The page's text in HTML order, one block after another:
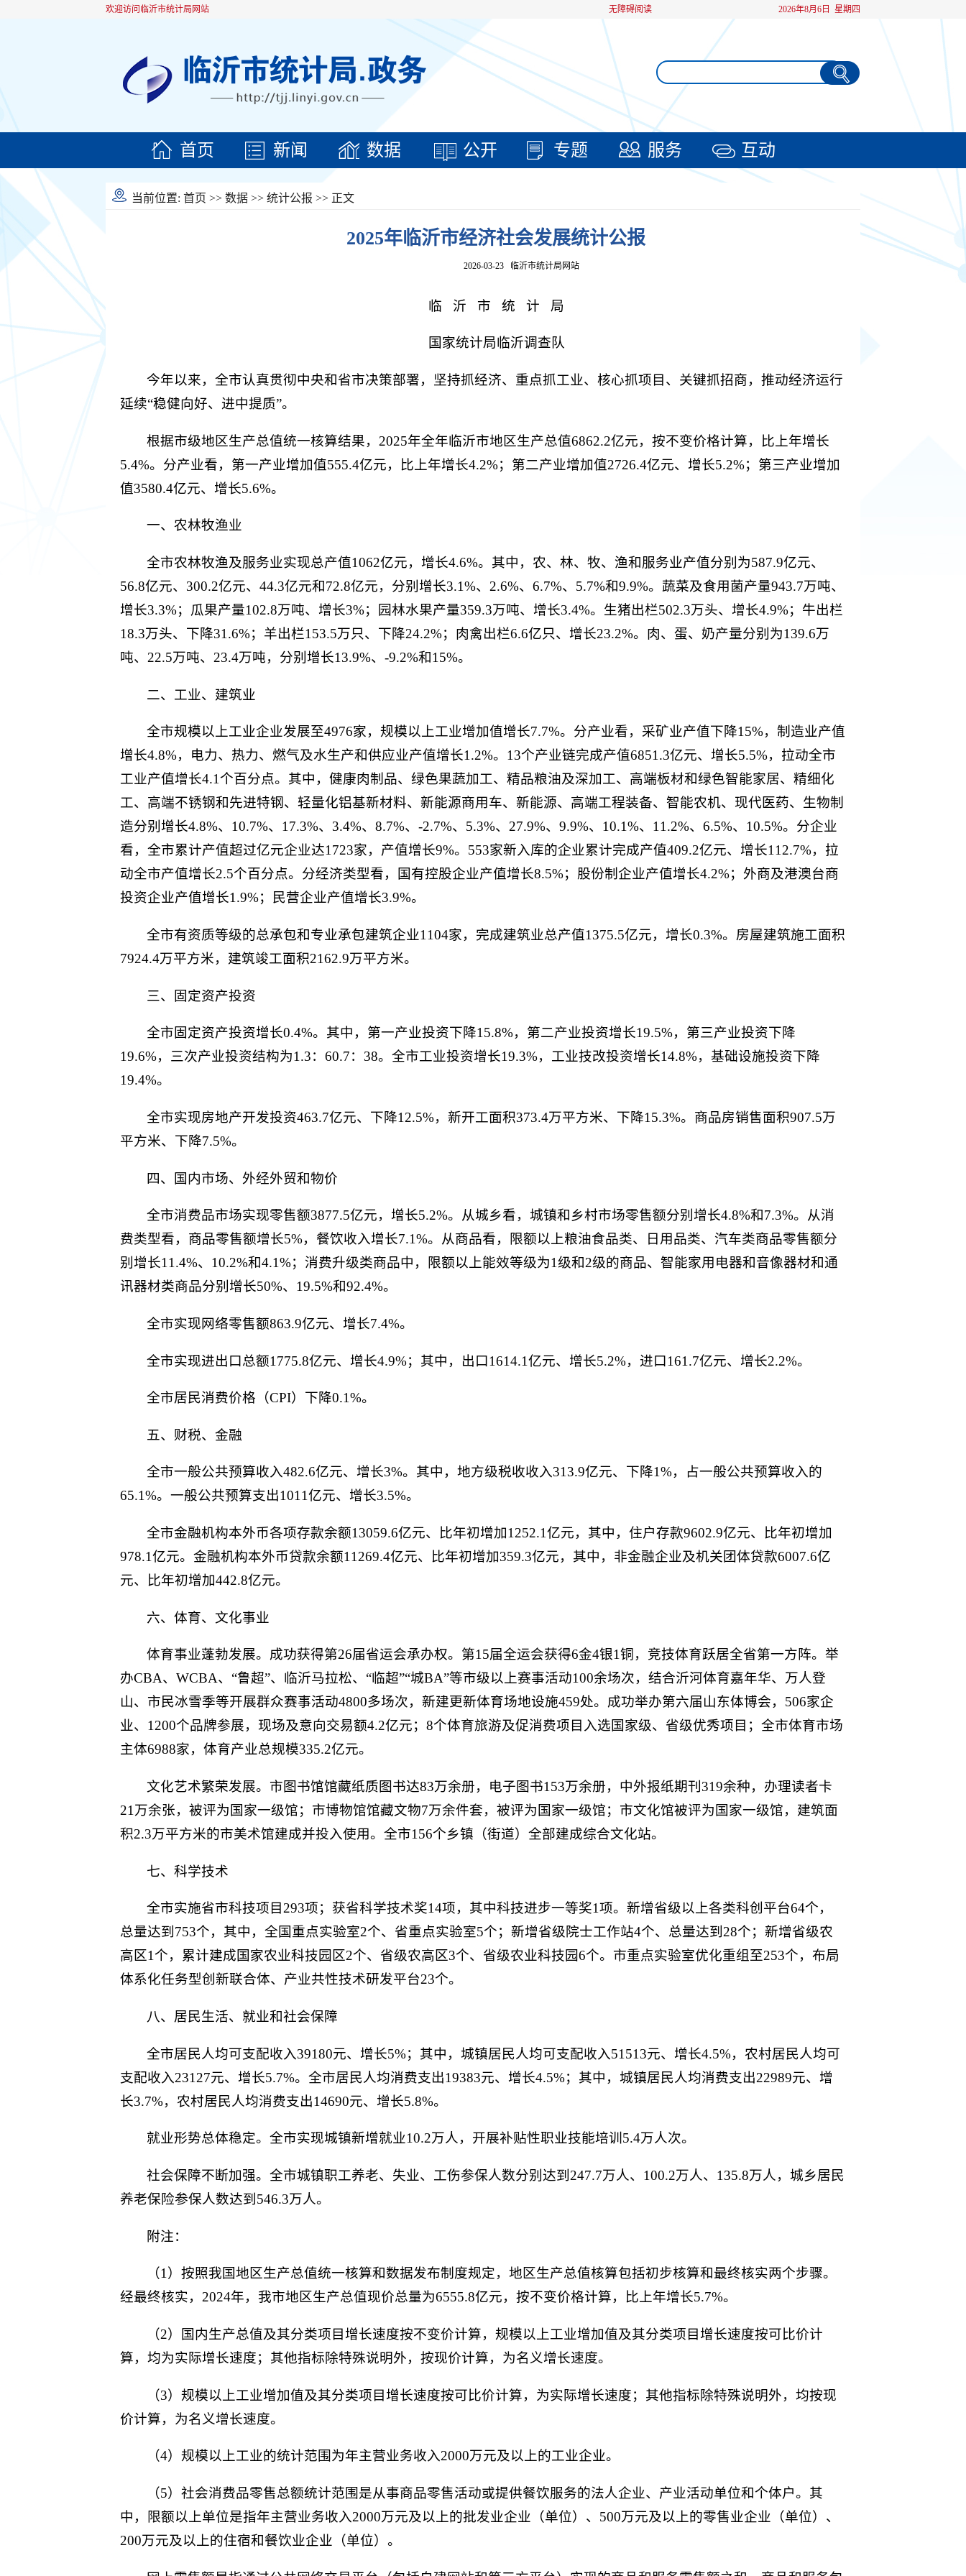
欢迎访问临沂市统计局网站 无障碍阅读 2026年8月6日 星期四
首页 新闻 数据 公开 专题 服务 互动
当前位置: 首页 >> 数据 >> 统计公报 >> 正文
2025年临沂市经济社会发展统计公报
2026-03-23 临沂市统计局网站
临 沂 市 统 计 局
国家统计局临沂调查队
今年以来，全市认真贯彻中央和省市决策部署，坚持抓经济、重点抓工业、核心抓项目、关键抓招商，推动经济运行
延续“稳健向好、进中提质”。
根据市级地区生产总值统一核算结果，2025年全年临沂市地区生产总值6862.2亿元，按不变价格计算，比上年增长
5.4%。分产业看，第一产业增加值555.4亿元，比上年增长4.2%；第二产业增加值2726.4亿元、增长5.2%；第三产业增加
值3580.4亿元、增长5.6%。
一、农林牧渔业
全市农林牧渔及服务业实现总产值1062亿元，增长4.6%。其中，农、林、牧、渔和服务业产值分别为587.9亿元、
56.8亿元、300.2亿元、44.3亿元和72.8亿元，分别增长3.1%、2.6%、6.7%、5.7%和9.9%。蔬菜及食用菌产量943.7万吨、
增长3.3%；瓜果产量102.8万吨、增长3%；园林水果产量359.3万吨、增长3.4%。生猪出栏502.3万头、增长4.9%；牛出栏
18.3万头、下降31.6%；羊出栏153.5万只、下降24.2%；肉禽出栏6.6亿只、增长23.2%。肉、蛋、奶产量分别为139.6万
吨、22.5万吨、23.4万吨，分别增长13.9%、-9.2%和15%。
二、工业、建筑业
全市规模以上工业企业发展至4976家，规模以上工业增加值增长7.7%。分产业看，采矿业产值下降15%，制造业产值
增长4.8%，电力、热力、燃气及水生产和供应业产值增长1.2%。13个产业链完成产值6851.3亿元、增长5.5%，拉动全市
工业产值增长4.1个百分点。其中，健康肉制品、绿色果蔬加工、精品粮油及深加工、高端板材和绿色智能家居、精细化
工、高端不锈钢和先进特钢、轻量化铝基新材料、新能源商用车、新能源、高端工程装备、智能农机、现代医药、生物制
造分别增长4.8%、10.7%、17.3%、3.4%、8.7%、-2.7%、5.3%、27.9%、9.9%、10.1%、11.2%、6.5%、10.5%。分企业
看，全市累计产值超过亿元企业达1723家，产值增长9%。553家新入库的企业累计完成产值409.2亿元、增长112.7%，拉
动全市产值增长2.5个百分点。分经济类型看，国有控股企业产值增长8.5%；股份制企业产值增长4.2%；外商及港澳台商
投资企业产值增长1.9%；民营企业产值增长3.9%。
全市有资质等级的总承包和专业承包建筑企业1104家，完成建筑业总产值1375.5亿元，增长0.3%。房屋建筑施工面积
7924.4万平方米，建筑竣工面积2162.9万平方米。
三、固定资产投资
全市固定资产投资增长0.4%。其中，第一产业投资下降15.8%，第二产业投资增长19.5%，第三产业投资下降
19.6%，三次产业投资结构为1.3：60.7：38。全市工业投资增长19.3%，工业技改投资增长14.8%，基础设施投资下降
19.4%。
全市实现房地产开发投资463.7亿元、下降12.5%，新开工面积373.4万平方米、下降15.3%。商品房销售面积907.5万
平方米、下降7.5%。
四、国内市场、外经外贸和物价
全市消费品市场实现零售额3877.5亿元，增长5.2%。从城乡看，城镇和乡村市场零售额分别增长4.8%和7.3%。从消
费类型看，商品零售额增长5%，餐饮收入增长7.1%。从商品看，限额以上粮油食品类、日用品类、汽车类商品零售额分
别增长11.4%、10.2%和4.1%；消费升级类商品中，限额以上能效等级为1级和2级的商品、智能家用电器和音像器材和通
讯器材类商品分别增长50%、19.5%和92.4%。
全市实现网络零售额863.9亿元、增长7.4%。
全市实现进出口总额1775.8亿元、增长4.9%；其中，出口1614.1亿元、增长5.2%，进口161.7亿元、增长2.2%。
全市居民消费价格（CPI）下降0.1%。
五、财税、金融
全市一般公共预算收入482.6亿元、增长3%。其中，地方级税收收入313.9亿元、下降1%，占一般公共预算收入的
65.1%。一般公共预算支出1011亿元、增长3.5%。
全市金融机构本外币各项存款余额13059.6亿元、比年初增加1252.1亿元，其中，住户存款9602.9亿元、比年初增加
978.1亿元。金融机构本外币贷款余额11269.4亿元、比年初增加359.3亿元，其中，非金融企业及机关团体贷款6007.6亿
元、比年初增加442.8亿元。
六、体育、文化事业
体育事业蓬勃发展。成功获得第26届省运会承办权。第15届全运会获得6金4银1铜，竞技体育跃居全省第一方阵。举
办CBA、WCBA、“鲁超”、临沂马拉松、“临超”“城BA”等市级以上赛事活动100余场次，结合沂河体育嘉年华、万人登
山、市民冰雪季等开展群众赛事活动4800多场次，新建更新体育场地设施459处。成功举办第六届山东体博会，506家企
业、1200个品牌参展，现场及意向交易额4.2亿元；8个体育旅游及促消费项目入选国家级、省级优秀项目；全市体育市场
主体6988家，体育产业总规模335.2亿元。
文化艺术繁荣发展。市图书馆馆藏纸质图书达83万余册，电子图书153万余册，中外报纸期刊319余种，办理读者卡
21万余张，被评为国家一级馆；市博物馆馆藏文物7万余件套，被评为国家一级馆；市文化馆被评为国家一级馆，建筑面
积2.3万平方米的市美术馆建成并投入使用。全市156个乡镇（街道）全部建成综合文化站。
七、科学技术
全市实施省市科技项目293项；获省科学技术奖14项，其中科技进步一等奖1项。新增省级以上各类科创平台64个，
总量达到753个，其中，全国重点实验室2个、省重点实验室5个；新增省级院士工作站4个、总量达到28个；新增省级农
高区1个，累计建成国家农业科技园区2个、省级农高区3个、省级农业科技园6个。市重点实验室优化重组至253个，布局
体系化任务型创新联合体、产业共性技术研发平台23个。
八、居民生活、就业和社会保障
全市居民人均可支配收入39180元、增长5%；其中，城镇居民人均可支配收入51513元、增长4.5%，农村居民人均可
支配收入23127元、增长5.7%。全市居民人均消费支出19383元、增长4.5%；其中，城镇居民人均消费支出22989元、增
长3.7%，农村居民人均消费支出14690元、增长5.8%。
就业形势总体稳定。全市实现城镇新增就业10.2万人，开展补贴性职业技能培训5.4万人次。
社会保障不断加强。全市城镇职工养老、失业、工伤参保人数分别达到247.7万人、100.2万人、135.8万人，城乡居民
养老保险参保人数达到546.3万人。
附注：
（1）按照我国地区生产总值统一核算和数据发布制度规定，地区生产总值核算包括初步核算和最终核实两个步骤。
经最终核实，2024年，我市地区生产总值现价总量为6555.8亿元，按不变价格计算，比上年增长5.7%。
（2）国内生产总值及其分类项目增长速度按不变价计算，规模以上工业增加值及其分类项目增长速度按可比价计
算，均为实际增长速度；其他指标除特殊说明外，按现价计算，为名义增长速度。
（3）规模以上工业增加值及其分类项目增长速度按可比价计算，为实际增长速度；其他指标除特殊说明外，均按现
价计算，为名义增长速度。
（4）规模以上工业的统计范围为年主营业务收入2000万元及以上的工业企业。
（5）社会消费品零售总额统计范围是从事商品零售活动或提供餐饮服务的法人企业、产业活动单位和个体户。其
中，限额以上单位是指年主营业务收入2000万元及以上的批发业企业（单位）、500万元及以上的零售业企业（单位）、
200万元及以上的住宿和餐饮业企业（单位）。